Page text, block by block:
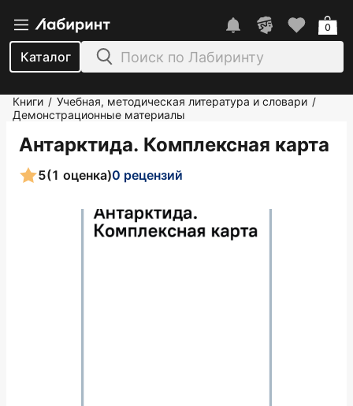
Каталог
0
Книги / Учебная, методическая литература и словари /
Демонстрационные материалы
Антарктида. Комплексная карта
5(1 оценка)0 рецензий